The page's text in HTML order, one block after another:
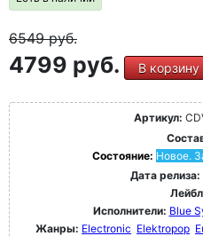
6549руб.
4799 руб. В корзину
Артикул:
Состояние: Новое.
Дата релиза:
Исполнители: Blue
Жанры: Electronic Elektropop